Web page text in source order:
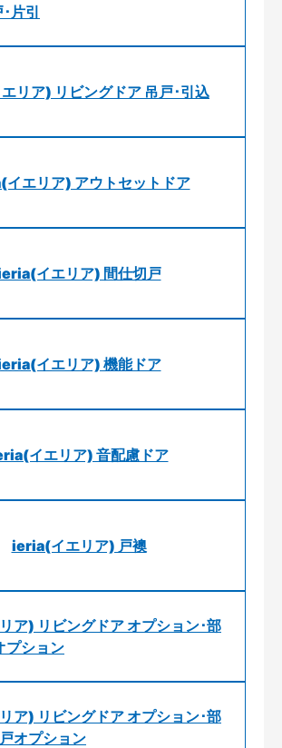
片引
リア) リビングドア 吊戸･引込
エリア) アウトセットドア
イエリア) 間仕切戸
イエリア) 機能ドア
イエリア) 音配慮ドア
ieria(イエリア) 戸襖
ア) リビングドア オプション･部
プション
ア) リビングドア オプション･部
オプション